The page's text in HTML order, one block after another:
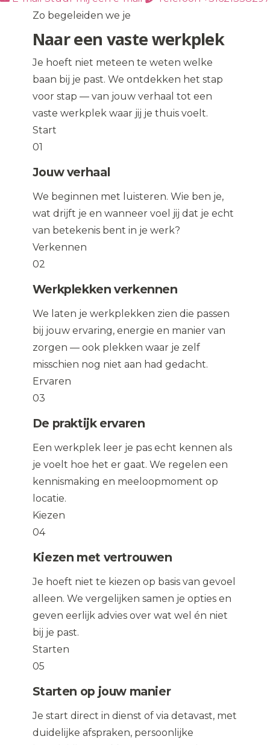
Zo begeleiden we je
Naar een vaste werkplek
Je hoeft niet meteen te weten welke
baan bij je past. We ontdekken het stap
voor stap — van jouw verhaal tot een
vaste werkplek waar jij je thuis voelt.
Start
01
Jouw verhaal
We beginnen met luisteren. Wie ben je,
wat drijft je en wanneer voel jij dat je echt
van betekenis bent in je werk?
Verkennen
02
Werkplekken verkennen
We laten je werkplekken zien die passen
bij jouw ervaring, energie en manier van
zorgen — ook plekken waar je zelf
misschien nog niet aan had gedacht.
Ervaren
03
De praktijk ervaren
Een werkplek leer je pas echt kennen als
je voelt hoe het er gaat. We regelen een
kennismaking en meeloopmoment op
locatie.
Kiezen
04
Kiezen met vertrouwen
Je hoeft niet te kiezen op basis van gevoel
alleen. We vergelijken samen je opties en
geven eerlijk advies over wat wel én niet
bij je past.
Starten
05
Starten op jouw manier
Je start direct in dienst of via detavast, met
duidelijke afspraken, persoonlijke